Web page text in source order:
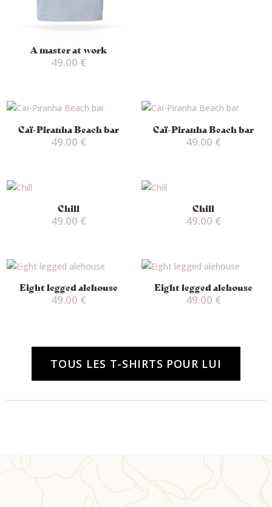
A master at work
49.00 €
Caï-Piranha Beach bar
49.00 €
Caï-Piranha Beach bar
49.00 €
Chill
49.00 €
Chill
49.00 €
Eight legged alehouse
49.00 €
Eight legged alehouse
49.00 €
TOUS LES T-SHIRTS POUR LUI